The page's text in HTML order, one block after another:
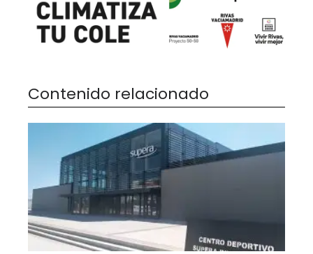
Contenido relacionado